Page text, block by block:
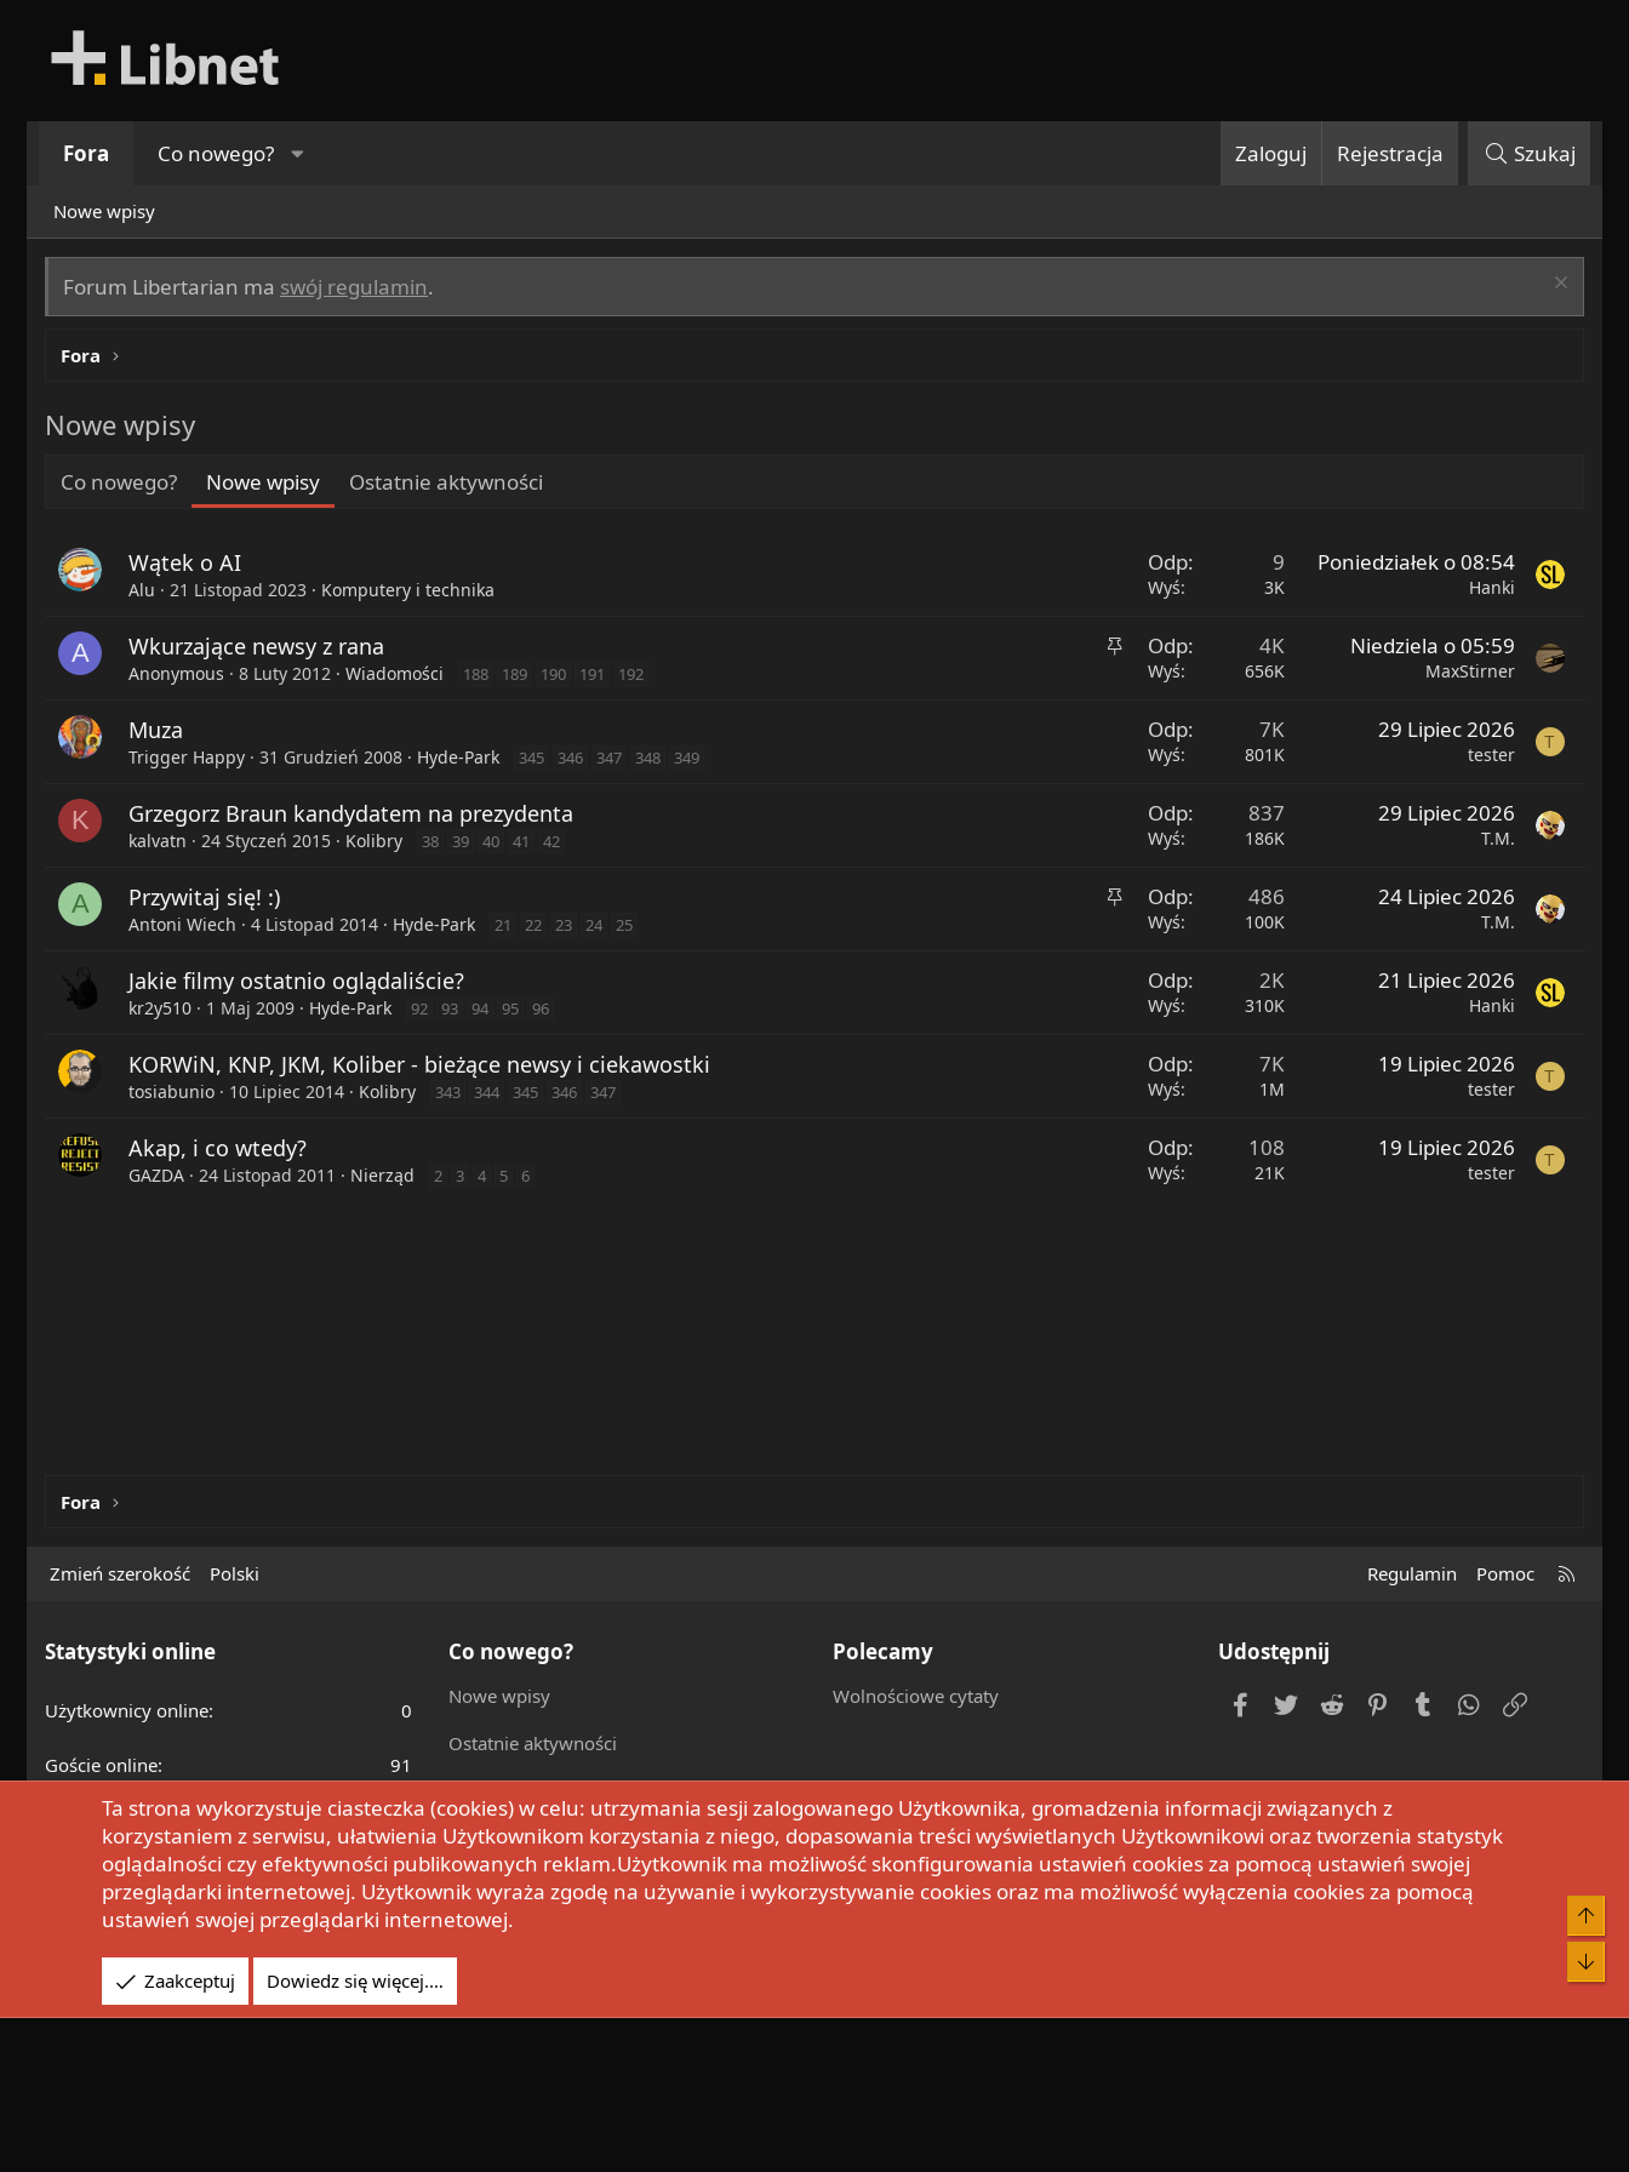
Fora Co nowego? Zaloguj Rejestracja Szukaj
Nowe wpisy
Forum Libertarian ma swój regulamin.
Fora
Nowe wpisy
Co nowego? Nowe wpisy Ostatnie aktywności
Wątek o AI
Alu 21 Listopad 2023 Komputery i technika
Odp 9
Wyś 3K
Poniedziałek o 08:54
Hanki
A
P
n
Wkurzające newsy z rana
Anonymous 8 Luty 2012 Wiadomości 188 189 190 191 192
Odp 4K
Wyś 656K
Niedziela o 05:59
MaxStirner
Muza
Trigger Happy 31 Grudzień 2008 Hyde-Park 345 346 347 348 349
Odp 7K
Wyś 801K
29 Lipiec 2026
tester
T
K Grzegorz Braun kandydatem na prezydenta
kalvatn 24 Styczeń 2015 Kolibry 38 39 40 41 42
Odp 837
Wyś 186K
29 Lipiec 2026
T.M.
A
P
Przywitaj się! :)
Antoni Wiech 4 Listopad 2014 Hyde-Park 21 22 23 24 25
Odp 486
Wyś 100K
24 Lipiec 2026
T.M.
Jakie filmy ostatnio oglądaliście?
kr2y510 1 Maj 2009 Hyde-Park 92 93 94 95 96
Odp 2K
Wyś 310K
21 Lipiec 2026
Hanki
KORWiN, KNP, JKM, Koliber - bieżące newsy i ciekawostki
tosiabunio 10 Lipiec 2014 Kolibry 343 344 345 346 347
Odp 7K
Wyś 1M
19 Lipiec 2026
tester
T
Akap, i co wtedy?
GAZDA 24 Listopad 2011 Nierząd 2 3 4 5 6
Odp 108
Wyś 21K
19 Lipiec 2026
tester
T
Fora
Zmień szerokość Polski Regulamin Pomoc
R
Statystyki online
Użytkownicy online 0
Goście online 91
Wszystkich razem 91
Statystyka ''Wszyscy razem'' zawiera ukrytych
Użytkowników.
Co nowego?
Nowe wpisy
Ostatnie aktywności
Polecamy
Wolnościowe cytaty
Udostępnij
Facebook
Twitter Reddit PinterestTumblrWhatsApp
Community platform by XenForo
Ta strona wykorzystuje ciasteczka (cookies) w celu: utrzymania sesji zalogowanego Użytkownika, gromadzenia informacji związanych z
korzystaniem z serwisu, ułatwienia Użytkownikom korzystania z niego, dopasowania treści wyświetlanych Użytkownikowi oraz tworzenia statystyk
oglądalności czy efektywności publikowanych reklam.Użytkownik ma możliwość skonfigurowania ustawień cookies za pomocą ustawień swojej
przeglądarki internetowej. Użytkownik wyraża zgodę na używanie i wykorzystywanie cookies oraz ma możliwość wyłączenia cookies za pomocą
ustawień swojej przeglądarki internetowej.
Zaakceptuj Dowiedz się więcej.…
Do